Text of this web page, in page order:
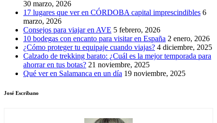
30 marzo, 2026
17 lugares que ver en CÓRDOBA capital imprescindibles 6
marzo, 2026
Consejos para viajar en AVE 5 febrero, 2026
10 bodegas con encanto para visitar en España 2 enero, 2026
¿Cómo proteger tu equipaje cuando viajas? 4 diciembre, 2025
Calzado de trekking barato: ¿Cuál es la mejor temporada para
ahorrar en tus botas? 21 noviembre, 2025
Qué ver en Salamanca en un día 19 noviembre, 2025
José Escribano